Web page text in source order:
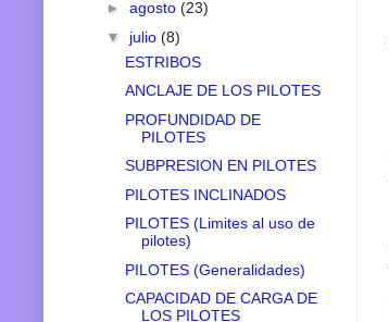
► agosto (23)
▼ julio (8)
ESTRIBOS
ANCLAJE DE LOS PILOTES
PROFUNDIDAD DE
PILOTES
SUBPRESION EN PILOTES
PILOTES INCLINADOS
PILOTES (Limites al uso de
pilotes)
PILOTES (Generalidades)
CAPACIDAD DE CARGA DE
LOS PILOTES